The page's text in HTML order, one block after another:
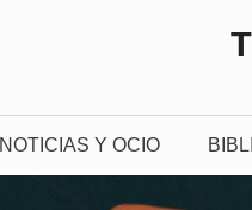
NOTICIAS Y OCIO